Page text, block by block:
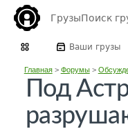
ГрузыПоиск
Ваши грузы
Главная> Форумы>
Под